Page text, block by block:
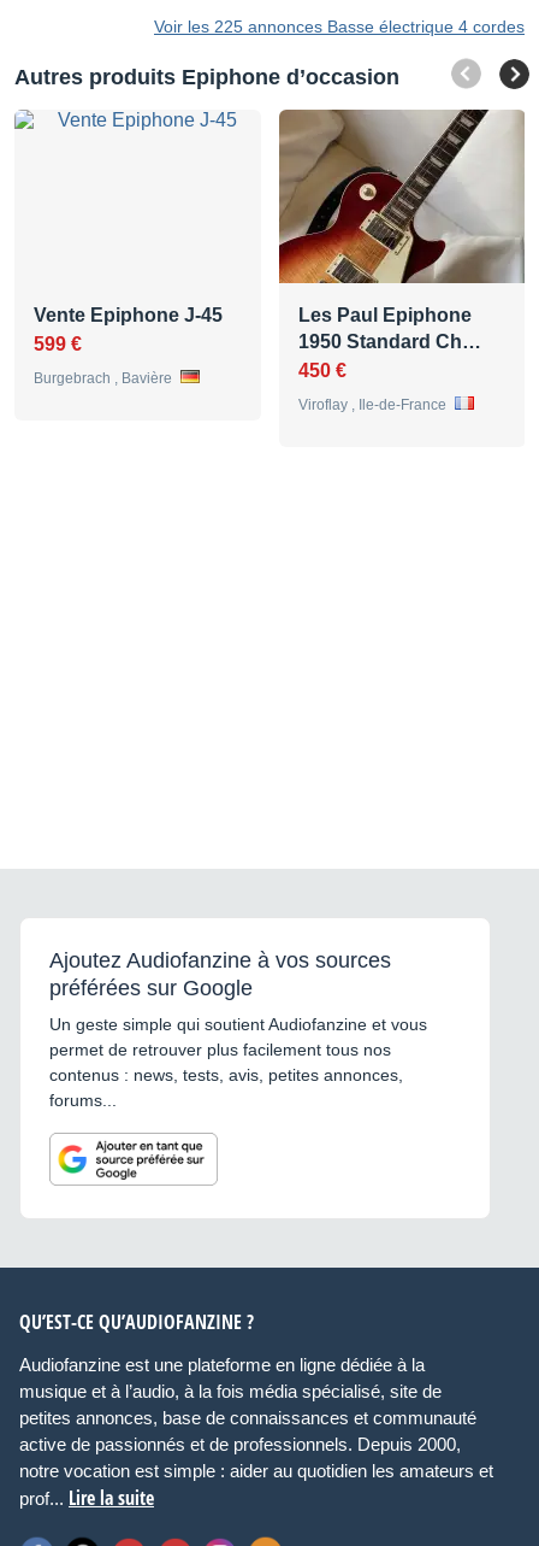
Voir les 225 annonces Basse électrique 4 cordes
Autres produits Epiphone d’occasion
Vente Epiphone J-45
599 €
Burgebrach , Bavière
Les Paul Epiphone
1950 Standard Ch…
450 €
Viroflay , Ile-de-France
Ajoutez Audiofanzine à vos sources
préférées sur Google
Un geste simple qui soutient Audiofanzine et vous
permet de retrouver plus facilement tous nos
contenus : news, tests, avis, petites annonces,
forums...
QU’EST-CE QU’AUDIOFANZINE ?
Audiofanzine est une plateforme en ligne dédiée à la
musique et à l’audio, à la fois média spécialisé, site de
petites annonces, base de connaissances et communauté
active de passionnés et de professionnels. Depuis 2000,
notre vocation est simple : aider au quotidien les amateurs et
prof... Lire la suite